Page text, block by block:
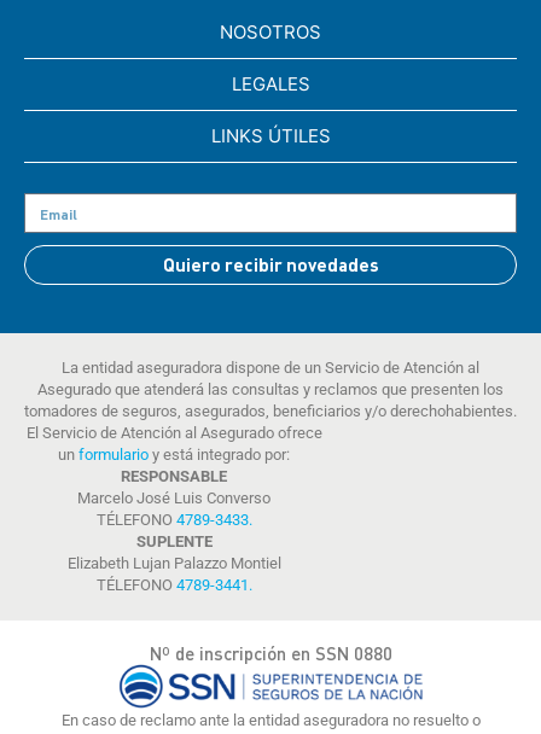
NOSOTROS
LEGALES
LINKS ÚTILES
Quiero recibir novedades
La entidad aseguradora dispone de un Servicio de Atención al
Asegurado que atenderá las consultas y reclamos que presenten los
tomadores de seguros, asegurados, beneficiarios y/o derechohabientes.
El Servicio de Atención al Asegurado ofrece
un formulario y está integrado por:
RESPONSABLE
Marcelo José Luis Converso
TÉLEFONO 4789-3433.
SUPLENTE
Elizabeth Lujan Palazzo Montiel
TÉLEFONO 4789-3441 .
Nº de inscripción en SSN 0880
En caso de reclamo ante la entidad aseguradora no resuelto o